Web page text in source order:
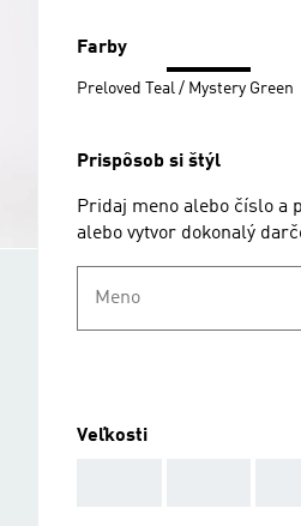
Farby
Preloved Teal / Mystery Green
Prispôsob si štýl
Pridaj meno alebo číslo a
alebo vytvor dokonalý
Meno
Veľkosti